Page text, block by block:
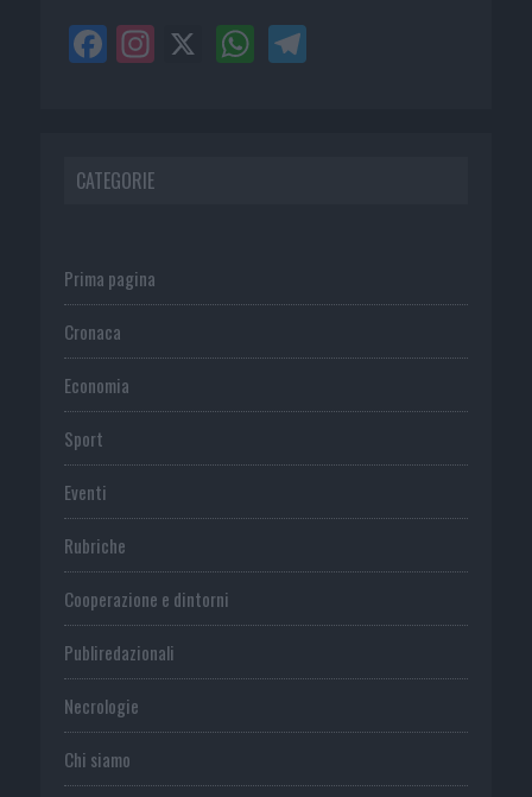
CATEGORIE
Prima pagina
Cronaca
Economia
Sport
Eventi
Rubriche
Cooperazione e dintorni
Publiredazionali
Necrologie
Chi siamo